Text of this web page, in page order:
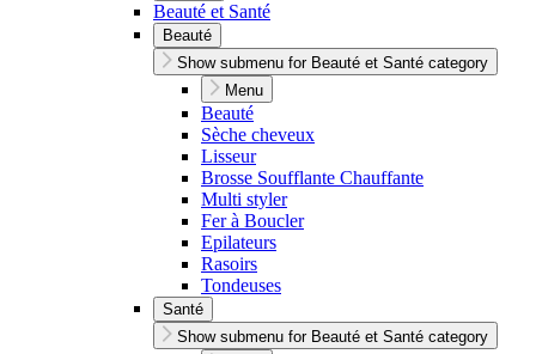
Beauté et Santé
Beauté
Show submenu for Beauté et Santé category
Menu
Beauté
Sèche cheveux
Lisseur
Brosse Soufflante Chauffante
Multi styler
Fer à Boucler
Epilateurs
Rasoirs
Tondeuses
Santé
Show submenu for Beauté et Santé category